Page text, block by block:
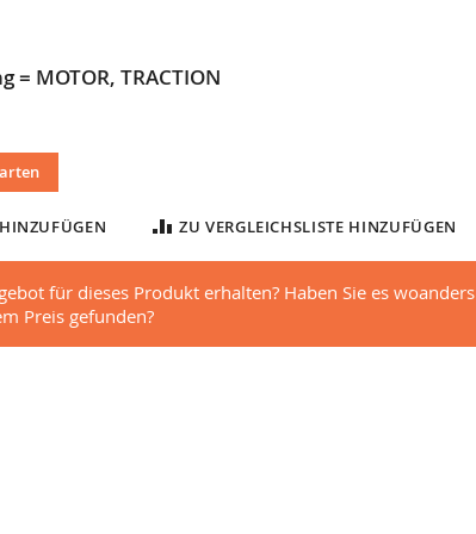
MOTOR, TRACTION
ZU VERGLEICHSLISTE HINZUFÜGEN
für dieses Produkt erhalten? Haben Sie es woanders
Preis gefunden?